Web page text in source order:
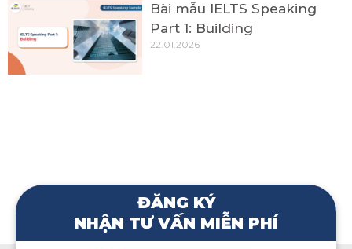
Bài mẫu IELTS Speaking
Part 1: Building
22.01.2026
ĐĂNG KÝ
NHẬN TƯ VẤN MIỄN PHÍ